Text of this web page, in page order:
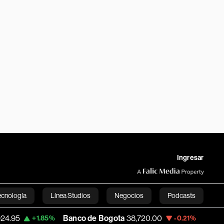
Ingresar
Línea Studios Negocios Podcasts
English
Banco de Bogota 38,720.00 -0.21% Apple 310.94